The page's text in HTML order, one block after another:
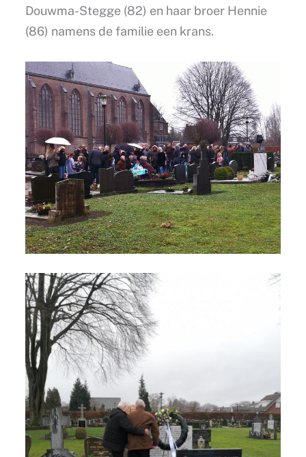
Douwma-Stegge (82) en haar broer Hennie
(86) namens de familie een krans.